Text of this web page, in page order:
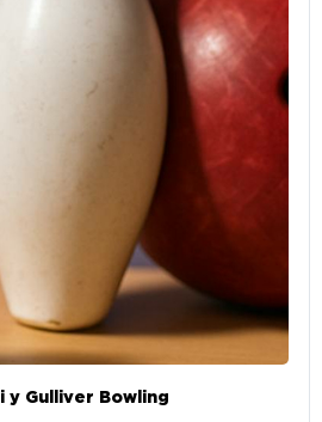
у Gulliver Bowling